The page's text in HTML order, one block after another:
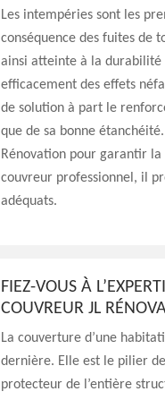
Les intempéries sont les
conséquence des fuites de
ainsi atteinte à la
efficacement des effets
de solution à part le
que de sa bonne
Rénovation pour garantir
couvreur professionnel, il
adéquats.
FIEZ-VOUS À
COUVREUR JL
La couverture d’une
dernière. Elle est le pilier
protecteur de l’entière